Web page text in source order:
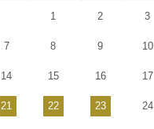
1 2 3
7 8 9 10
14 15 16 17
21 22 23 24